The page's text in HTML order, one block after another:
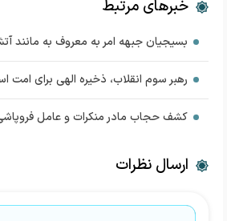
خبرهای مرتبط
بسیجیان جبهه امر به معروف به
رهبر سوم انقلاب، ذخیره الهی برای امت
کشف حجاب مادر منکرات و عامل
ارسال نظرات